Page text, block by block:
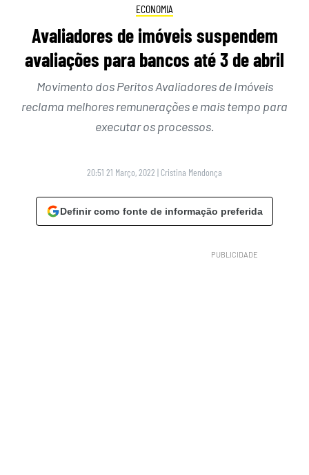
ECONOMIA
Avaliadores de imóveis suspendem
avaliações para bancos até 3 de abril
Movimento dos Peritos Avaliadores de Imóveis
reclama melhores remunerações e mais tempo para
executar os processos.
20:51 21 Março, 2022 | Cristina Mendonça
Definir como fonte de informação preferida